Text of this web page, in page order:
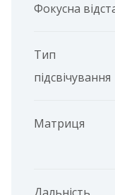
Фокусна
Тип
підсвічування
Матриця